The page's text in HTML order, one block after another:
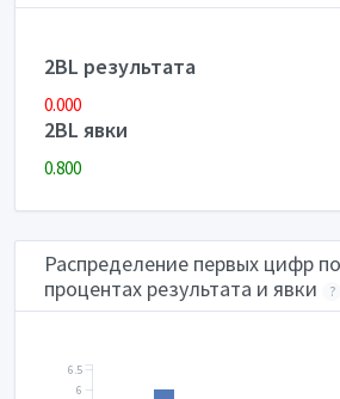
2BL результата
0.000
2BL явки
0.800
Распределение первых цифр
процентах результата и явки
?
6
6.5